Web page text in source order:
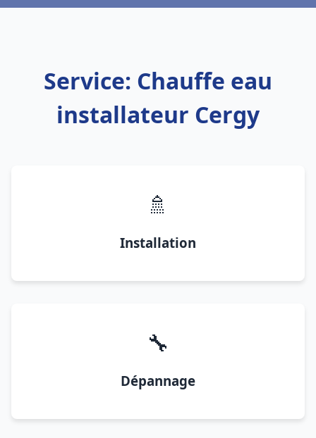
Service: Chauffe eau
installateur Cergy
🚿
Installation
🔧
Dépannage